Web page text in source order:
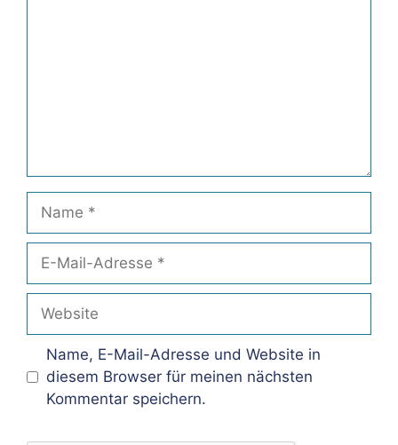
Mail-
Adresse
Name, E-Mail-Adresse und Website in
diesem Browser für meinen nächsten
Kommentar speichern.